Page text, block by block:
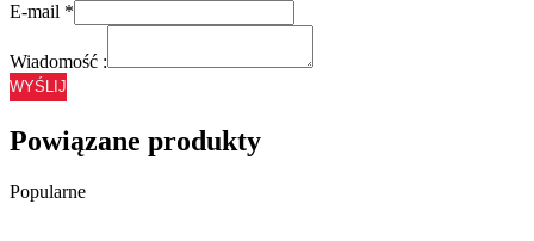
E-mail *
Wiadomość :
WYŚLIJ
Powiązane produkty
Popularne